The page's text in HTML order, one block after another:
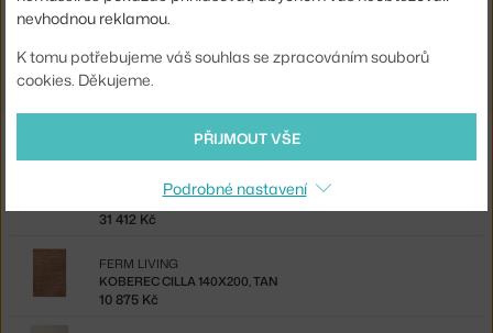
Ste zo Slovenska? Prejdite na
Shopping from the EU? Switch to
Norte Rug 200x250, natural
Také by se vám mohlo líbit
KOBEREC PEBBLE 240X170, PALE BLUE
31 412 Kč
KOBEREC CILLA 140X200, TAN
FERM LIVING
10 875 Kč
nevhodnou reklamou.
K tomu potřebujeme váš souhlas se zpracováním souborů
cookies. Děkujeme.
PŘIJMOUT VŠE
Podrobné nastavení